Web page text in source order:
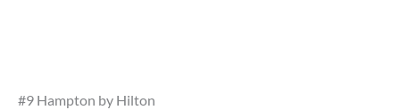
#9 Hampton by Hilton